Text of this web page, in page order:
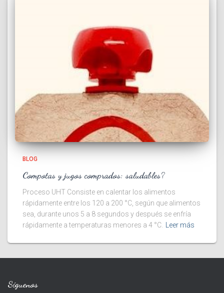
BLOG
Compotas y jugos comprados: saludables?
Proceso UHT Consiste en calentar los alimentos
rápidamente entre los 120 a 200 °C, según que alimentos
sea, durante unos 5 a 8 segundos y después se enfría
rápidamente a temperaturas menores a 4 °C. Leer más
Síguenos